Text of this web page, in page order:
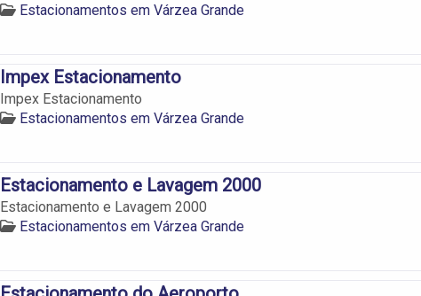
Estacionamentos em Várzea Grande
Impex Estacionamento
Impex Estacionamento
Estacionamentos em Várzea Grande
Estacionamento e Lavagem 2000
Estacionamento e Lavagem 2000
Estacionamentos em Várzea Grande